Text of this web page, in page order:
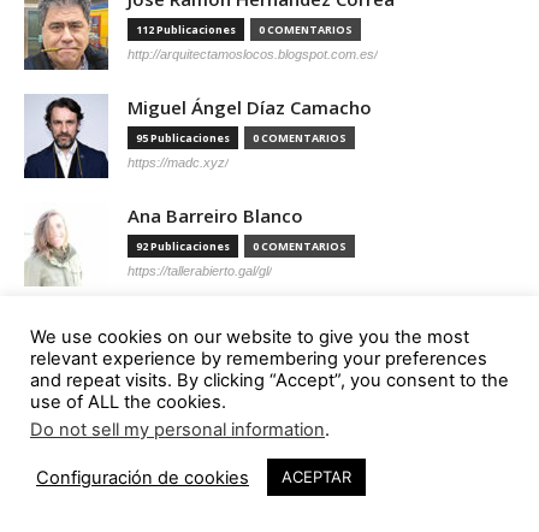
112 Publicaciones 0 COMENTARIOS
http://arquitectamoslocos.blogspot.com.es/
Miguel Ángel Díaz Camacho
95 Publicaciones 0 COMENTARIOS
https://madc.xyz/
Ana Barreiro Blanco
92 Publicaciones 0 COMENTARIOS
https://tallerabierto.gal/gl/
Íñigo García Odiaga
87 Publicaciones 0 COMENTARIOS
http://vaumm.com/
Óscar Tenreiro Degwitz
0 COMENTARIOS
https://oscartenreiro.com/
We use cookies on our website to give you the most
relevant experience by remembering your preferences
and repeat visits. By clicking “Accept”, you consent to the
use of ALL the cookies.
Do not sell my personal information.
Configuración de cookies ACEPTAR